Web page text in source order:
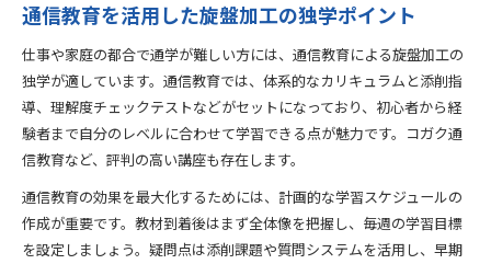
通信教育を活用した旋盤加工の独学ポイント
仕事や家庭の都合で通学が難しい方には、通信教育による旋盤加工の
独学が適しています。通信教育では、体系的なカリキュラムと添削指
導、理解度チェックテストなどがセットになっており、初心者から経
験者まで自分のレベルに合わせて学習できる点が魅力です。コガク通
信教育など、評判の高い講座も存在します。
通信教育の効果を最大化するためには、計画的な学習スケジュールの
作成が重要です。教材到着後はまず全体像を把握し、毎週の学習目標
を設定しましょう。疑問点は添削課題や質問システムを活用し、早期